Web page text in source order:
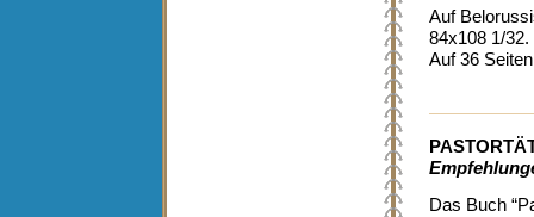
Auf
84x108 1/32.
Auf 36
Das Buch